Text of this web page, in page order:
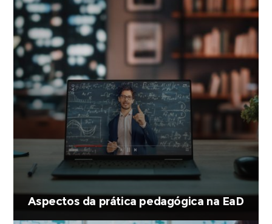
Aspectos da prática pedagógica na EaD